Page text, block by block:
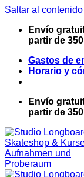
Saltar al contenido
Envío
partir de
Gastos de
Horario y
Envío
partir de